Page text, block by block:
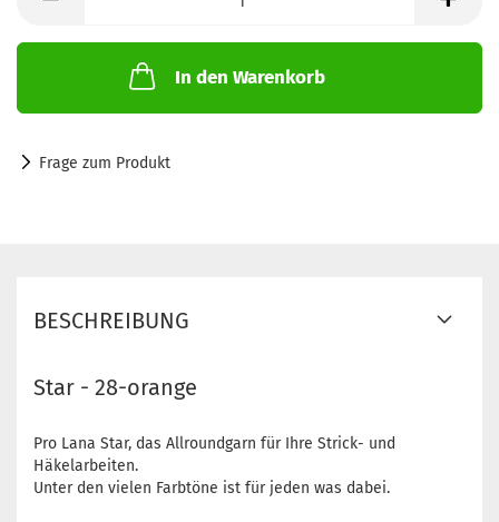
In den Warenkorb
Frage zum Produkt
BESCHREIBUNG
Star - 28-orange
Pro Lana Star, das Allroundgarn für Ihre Strick- und
Häkelarbeiten.
Unter den vielen Farbtöne ist für jeden was dabei.